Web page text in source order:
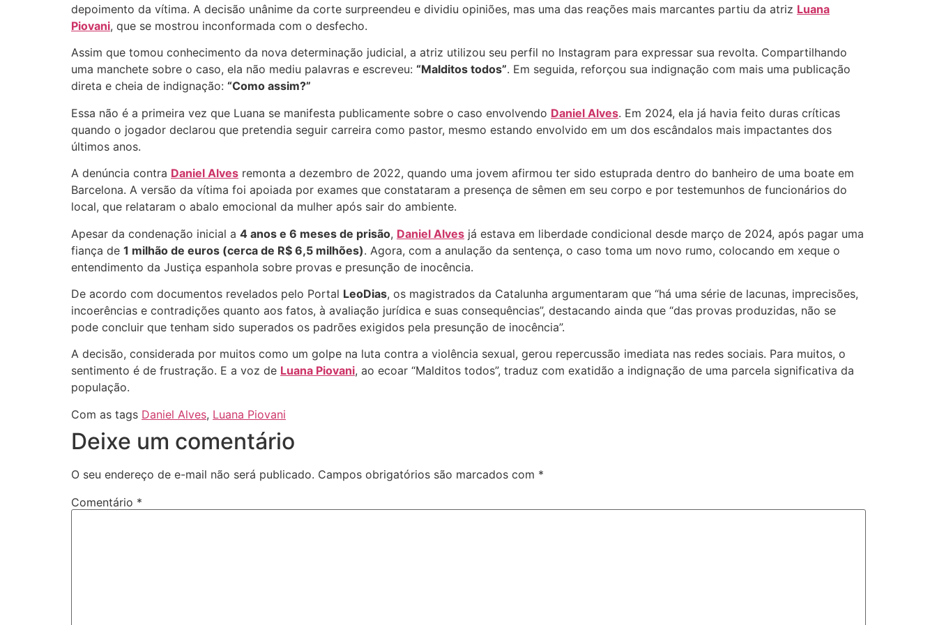
depoimento da vítima. A decisão unânime da corte surpreendeu e dividiu opiniões, mas uma das reações mais marcantes partiu da atriz Luana
Piovani, que se mostrou inconformada com o desfecho.
Assim que tomou conhecimento da nova determinação judicial, a atriz utilizou seu perfil no Instagram para expressar sua revolta. Compartilhando
uma manchete sobre o caso, ela não mediu palavras e escreveu: “Malditos todos”. Em seguida, reforçou sua indignação com mais uma publicação
direta e cheia de indignação: “Como assim?”
Essa não é a primeira vez que Luana se manifesta publicamente sobre o caso envolvendo Daniel Alves. Em 2024, ela já havia feito duras críticas
quando o jogador declarou que pretendia seguir carreira como pastor, mesmo estando envolvido em um dos escândalos mais impactantes dos
últimos anos.
A denúncia contra Daniel Alves remonta a dezembro de 2022, quando uma jovem afirmou ter sido estuprada dentro do banheiro de uma boate em
Barcelona. A versão da vítima foi apoiada por exames que constataram a presença de sêmen em seu corpo e por testemunhos de funcionários do
local, que relataram o abalo emocional da mulher após sair do ambiente.
Apesar da condenação inicial a 4 anos e 6 meses de prisão, Daniel Alves já estava em liberdade condicional desde março de 2024, após pagar uma
fiança de 1 milhão de euros (cerca de R$ 6,5 milhões). Agora, com a anulação da sentença, o caso toma um novo rumo, colocando em xeque o
entendimento da Justiça espanhola sobre provas e presunção de inocência.
De acordo com documentos revelados pelo Portal LeoDias, os magistrados da Catalunha argumentaram que “há uma série de lacunas, imprecisões,
incoerências e contradições quanto aos fatos, à avaliação jurídica e suas consequências”, destacando ainda que “das provas produzidas, não se
pode concluir que tenham sido superados os padrões exigidos pela presunção de inocência”.
A decisão, considerada por muitos como um golpe na luta contra a violência sexual, gerou repercussão imediata nas redes sociais. Para muitos, o
sentimento é de frustração. E a voz de Luana Piovani, ao ecoar “Malditos todos”, traduz com exatidão a indignação de uma parcela significativa da
população.
Com as tags Daniel Alves, Luana Piovani
Deixe um comentário
O seu endereço de e-mail não será publicado. Campos obrigatórios são marcados com *
Comentário *